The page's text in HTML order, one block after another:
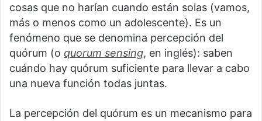
cosas que no harían cuando están solas (vamos,
más o menos como un adolescente). Es un
fenómeno que se denomina percepción del
quórum (o quorum sensing, en inglés): saben
cuándo hay quórum suficiente para llevar a cabo
una nueva función todas juntas.
La percepción del quórum es un mecanismo para